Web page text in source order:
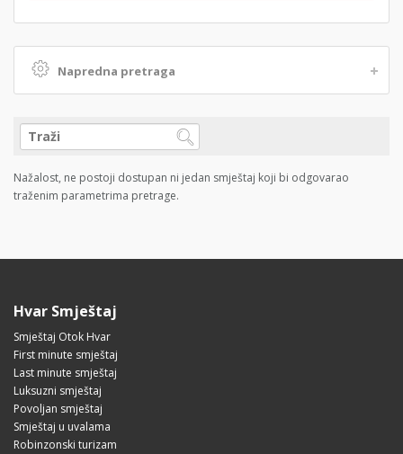
Napredna pretraga
Nažalost, ne postoji dostupan ni jedan smještaj koji bi odgovarao
traženim parametrima pretrage.
Hvar Smještaj
Smještaj Otok Hvar
First minute smještaj
Last minute smještaj
Luksuzni smještaj
Povoljan smještaj
Smještaj u uvalama
Robinzonski turizam